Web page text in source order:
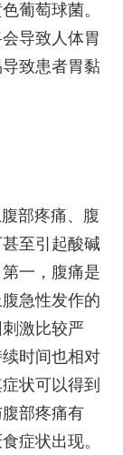
葡萄球菌。
导致人体胃
致患者胃黏
部疼痛、腹
至引起酸碱
一，腹痛是
急性发作的
激比较严
时间也相对
状可以得到
部疼痛有
症状出现。